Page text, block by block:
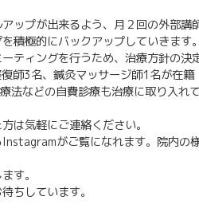
ップが出来るよう、月２回の外部講
積極的にバックアップしていきます。
ティングを行うため、治療方針の決
師3名、鍼灸マッサージ師1名が在籍
法などの自費診療も治療に取り入れて
は気軽にご連絡ください。
がご覧になれます。院内の
す。
ちしています。